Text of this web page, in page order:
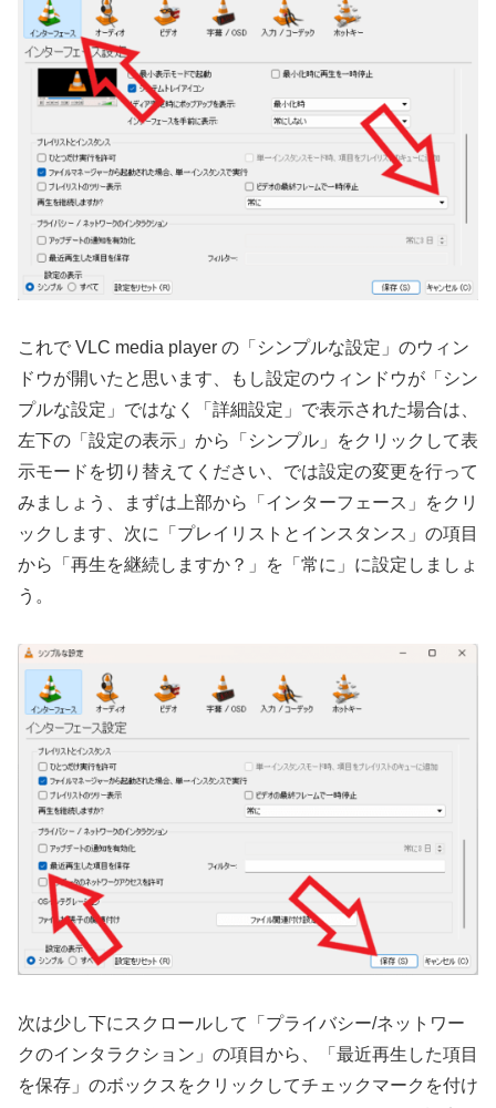
これで VLC media player の「シンプルな設定」のウィン
ドウが開いたと思います、もし設定のウィンドウが「シン
プルな設定」ではなく「詳細設定」で表示された場合は、
左下の「設定の表示」から「シンプル」をクリックして表
示モードを切り替えてください、では設定の変更を行って
みましょう、まずは上部から「インターフェース」をクリ
ックします、次に「プレイリストとインスタンス」の項目
から「再生を継続しますか？」を「常に」に設定しましょ
う。
次は少し下にスクロールして「プライバシー/ネットワー
クのインタラクション」の項目から、「最近再生した項目
を保存」のボックスをクリックしてチェックマークを付け